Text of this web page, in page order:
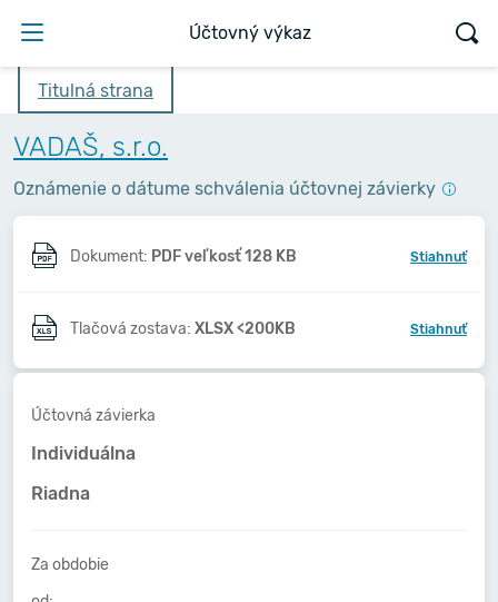
Účtovný výkaz
Titulná strana
VADAŠ, s.r.o.
Oznámenie o dátume schválenia účtovnej závierky
Dokument: PDF veľkosť 128 KB Stiahnuť
Tlačová zostava: XLSX <200KB Stiahnuť
Účtovná závierka
Individuálna
Riadna
Za obdobie